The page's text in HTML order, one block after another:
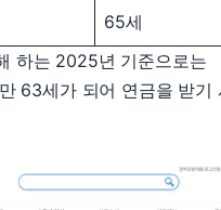
65세
하는 2025년 기준으로는
63세가 되어 연금을 받기